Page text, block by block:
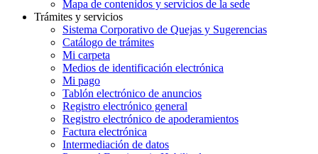
Mapa de contenidos y servicios de la sede
Trámites y servicios
Sistema Corporativo de Quejas y Sugerencias
Catálogo de trámites
Mi carpeta
Medios de identificación electrónica
Mi pago
Tablón electrónico de anuncios
Registro electrónico general
Registro electrónico de apoderamientos
Factura electrónica
Intermediación de datos